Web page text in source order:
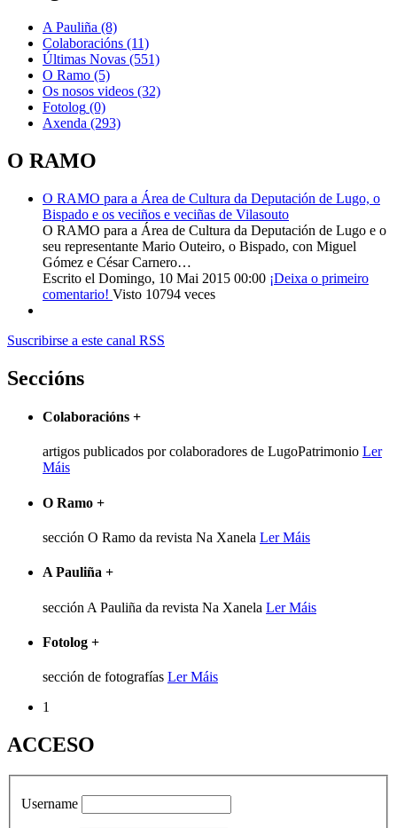
A Pauliña (8)
Colaboracións (11)
Últimas Novas (551)
O Ramo (5)
Os nosos videos (32)
Fotolog (0)
Axenda (293)
O RAMO
O RAMO para a Área de Cultura da Deputación de Lugo, o
Bispado e os veciños e veciñas de Vilasouto
O RAMO para a Área de Cultura da Deputación de Lugo e o
seu representante Mario Outeiro, o Bispado, con Miguel
Gómez e César Carnero…
Escrito el Domingo, 10 Mai 2015 00:00 ¡Deixa o primeiro
comentario! Visto 10794 veces
Suscribirse a este canal RSS
Seccións
Colaboracións +
artigos publicados por colaboradores de LugoPatrimonio Ler
Máis
O Ramo +
sección O Ramo da revista Na Xanela Ler Máis
A Pauliña +
sección A Pauliña da revista Na Xanela Ler Máis
Fotolog +
sección de fotografías Ler Máis
1
ACCESO
Username